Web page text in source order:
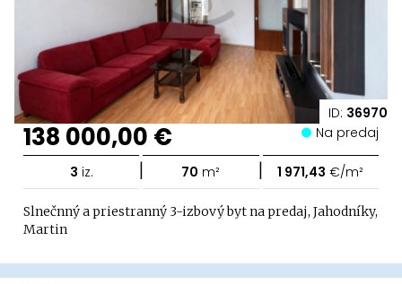
ID: 36970
138 000,00 € Na predaj
3 iz. | 70 m² | 1 971,43 €/m²
Slnečnný a priestranný 3-izbový byt na predaj, Jahodníky,
Martin